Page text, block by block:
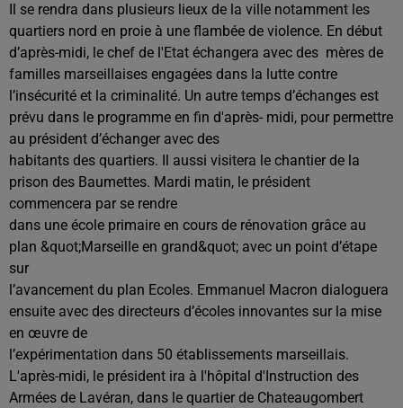
Il se rendra dans plusieurs lieux de la ville notamment les
quartiers nord en proie à une flambée de violence. En début
d’après-midi, le chef de l'Etat échangera avec des mères de
familles marseillaises engagées dans la lutte contre
l’insécurité et la criminalité. Un autre temps d’échanges est
prévu dans le programme en fin d'après- midi, pour permettre
au président d’échanger avec des
habitants des quartiers. Il aussi visitera le chantier de la
prison des Baumettes. Mardi matin, le président
commencera par se rendre
dans une école primaire en cours de rénovation grâce au
plan &quot;Marseille en grand&quot; avec un point d’étape
sur
l’avancement du plan Ecoles. Emmanuel Macron dialoguera
ensuite avec des directeurs d’écoles innovantes sur la mise
en œuvre de
l’expérimentation dans 50 établissements marseillais.
L'après-midi, le président ira à l'hôpital d'Instruction des
Armées de Lavéran, dans le quartier de Chateaugombert